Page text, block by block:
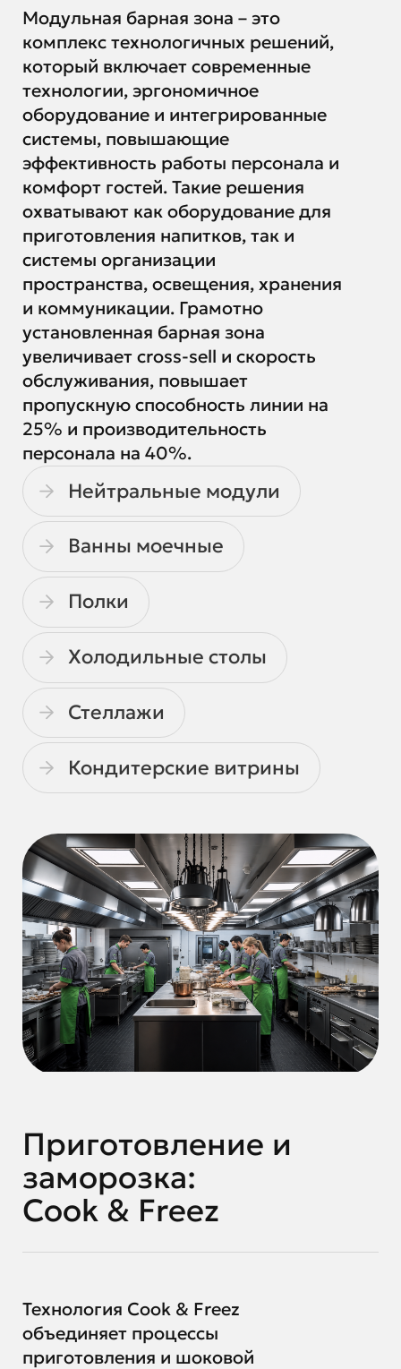
Модульная барная зона – это
комплекс технологичных решений,
который включает современные
технологии, эргономичное
оборудование и интегрированные
системы, повышающие
эффективность работы персонала и
комфорт гостей. Такие решения
охватывают как оборудование для
приготовления напитков, так и
системы организации
пространства, освещения, хранения
и коммуникации. Грамотно
установленная барная зона
увеличивает cross-sell и скорость
обслуживания, повышает
пропускную способность линии на
25% и производительность
персонала на 40%.
Нейтральные модули
Ванны моечные
Полки
Холодильные столы
Стеллажи
Кондитерские витрины
Приготовление и
заморозка:
Cook & Freez
Технология Cook & Freez
объединяет процессы
приготовления и шоковой